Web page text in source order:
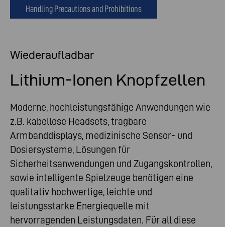
Wiederaufladbar
Lithium-Ionen Knopfzellen
Moderne, hochleistungsfähige Anwendungen wie
z.B. kabellose Headsets, tragbare
Armbanddisplays, medizinische Sensor- und
Dosiersysteme, Lösungen für
Sicherheitsanwendungen und Zugangskontrollen,
sowie intelligente Spielzeuge benötigen eine
qualitativ hochwertige, leichte und
leistungsstarke Energiequelle mit
hervorragenden Leistungsdaten. Für all diese
Handling Precautions and Prohibitions